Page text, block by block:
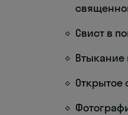
Свист в
Втыкание
Открытое